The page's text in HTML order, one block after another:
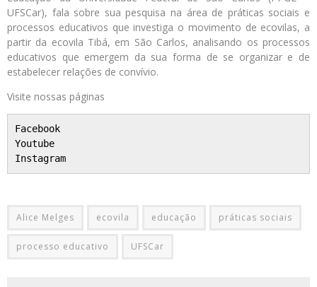
UFSCar), fala sobre sua pesquisa na área de práticas sociais e
processos educativos que investiga o movimento de ecovilas, a
partir da ecovila Tibá, em São Carlos, analisando os processos
educativos que emergem da sua forma de se organizar e de
estabelecer relações de convívio.
Visite nossas páginas
Facebook
Youtube
Instagram
Alice Melges ecovila educação práticas sociais
processo educativo UFSCar